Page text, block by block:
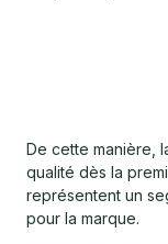
De cette manière,
qualité dès la
représentent un
pour la marque.